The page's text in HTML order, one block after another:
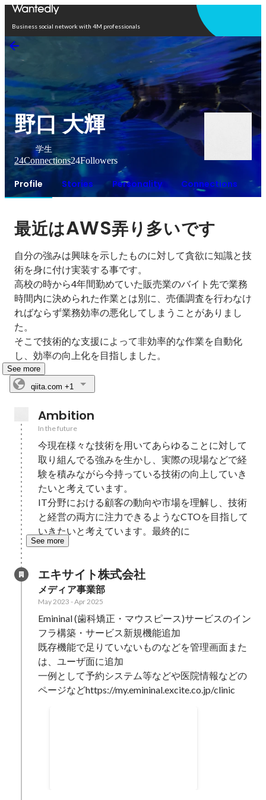
Business social network with 4M professionals
野口 大輝
学生
24Connections24Followers
Profile Stories Personality Connections
最近はAWS弄り多いです
自分の強みは興味を示したものに対して貪欲に知識と技
術を身に付け実装する事です。
高校の時から4年間勤めていた販売業のバイト先で業務
時間内に決められた作業とは別に、売価調査を行わなけ
ればならず業務効率の悪化してしまうことがありまし
た。
そこで技術的な支援によって非効率的な作業を自動化
し、効率の向上化を目指しました。
See more
qiita.com +1
Ambition
In the future
今現在様々な技術を用いてあらゆることに対して
取り組んでる強みを生かし、実際の現場などで経
験を積みながら今持っている技術の向上していき
たいと考えています。
IT分野における顧客の動向や市場を理解し、技術
と経営の両方に注力できるようなCTOを目指して
いきたいと考えています。最終的に
See more
エキサイト株式会社
メディア事業部
May 2023 -Apr 2025
Emininal (歯科矯正・マウスピース)サービスのイン
フラ構築・サービス新規機能追加
既存機能で足りていないものなどを管理画面また
は、ユーザ面に追加
一例として予約システム等などや医院情報などの
ページなどhttps://my.emininal.excite.co.jp/clinic